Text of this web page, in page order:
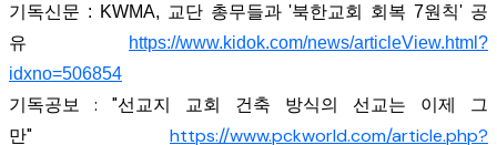
기독신문 : KWMA, 교단 총무들과 '북한교회 회복 7원칙' 공
유
https://www.kidok.com/news/articleView.html?
idxno=506854
기독공보 : "선교지 교회 건축 방식의 선교는 이제 그
만" https://www.pckworld.com/article.php?